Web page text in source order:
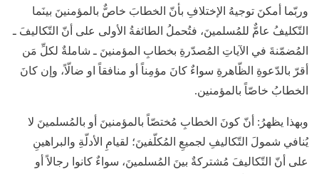
وربّما أمكنَ توجيهُ الإختلافِ بأنّ الخطابَ خاصٌّ بالمؤمنينَ بينَما
التّكليفُ عامٌّ للمُسلمينَ، فتُحملُ الطائفةُ الأولى على أنّ التّكاليفَ ـ
المُضمّنةَ في الآياتِ المُصدّرةِ بخطابِ المؤمنينَ ـ شاملةٌ لكلِّ مَن
أقرّ بالدّعوةِ الظّاهرةِ سواءٌ كانَ مؤمِناً أو منافقاً او ضالّاً، وإن كانَ
الخطابُ خاصّاً بالمؤمنين.
وبهذا يظهرُ: أنّ كونَ الخطابِ مُختصّاً بالمؤمنينَ أو بالمُسلمينَ لا
يُنافي شمولَ التّكاليفِ لجميعِ المُكلّفينَ؛ لقيامِ الأدلّةِ والبراهينِ
على أنّ التّكاليفَ مُشتركةٌ بينَ المُسلمينَ، سواءٌ كانوا رجالاً أو